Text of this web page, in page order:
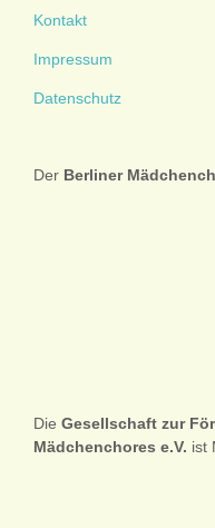
Kontakt
Impressum
Datenschutz
Der Berliner
Die Gesellschaft zur
Mädchenchores e.V. ist